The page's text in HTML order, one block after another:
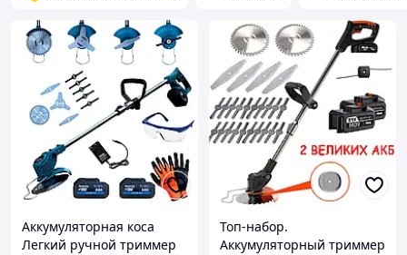
Аккумуляторная коса
Легкий ручной триммер
Топ-набор.
Аккумуляторный триммер